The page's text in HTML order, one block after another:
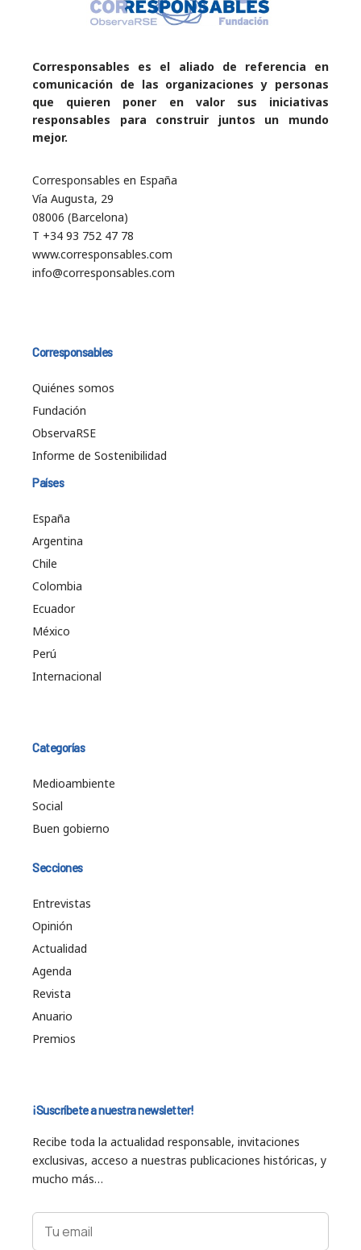
Corresponsables es el aliado de referencia en
comunicación de las organizaciones y personas
que quieren poner en valor sus iniciativas
responsables para construir juntos un mundo
mejor.
Corresponsables en España
Vía Augusta, 29
08006 (Barcelona)
T +34 93 752 47 78
www.corresponsables.com
info@corresponsables.com
Corresponsables
Quiénes somos
Fundación
ObservaRSE
Informe de Sostenibilidad
Países
España
Argentina
Chile
Colombia
Ecuador
México
Perú
Internacional
Categorías
Medioambiente
Social
Buen gobierno
Secciones
Entrevistas
Opinión
Actualidad
Agenda
Revista
Anuario
Premios
¡Suscríbete a nuestra newsletter!
Recibe toda la actualidad responsable, invitaciones
exclusivas, acceso a nuestras publicaciones históricas, y
mucho más…